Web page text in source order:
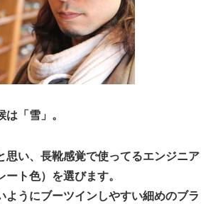
「雪」。
思い、長靴感覚で使ってるエンジニア
ート色）を選びます。
ようにブーツインしやすい細めのブラ